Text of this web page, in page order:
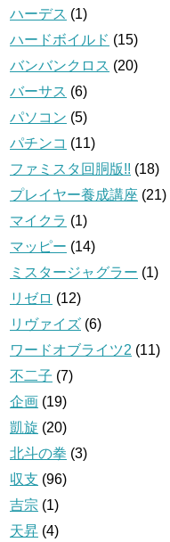
ハーデス (1)
ハードボイルド (15)
バンバンクロス (20)
バーサス (6)
パソコン (5)
パチンコ (11)
ファミスタ回胴版!! (18)
プレイヤー養成講座 (21)
マイクラ (1)
マッピー (14)
ミスタージャグラー (1)
リゼロ (12)
リヴァイズ (6)
ワードオブライツ2 (11)
不二子 (7)
企画 (19)
凱旋 (20)
北斗の拳 (3)
収支 (96)
吉宗 (1)
天昇 (4)